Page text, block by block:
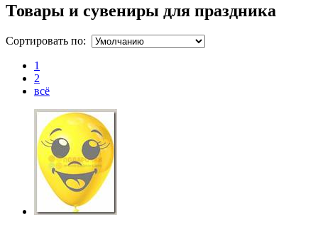
Товары и сувениры для праздника
Сортировать по:
1
2
всё